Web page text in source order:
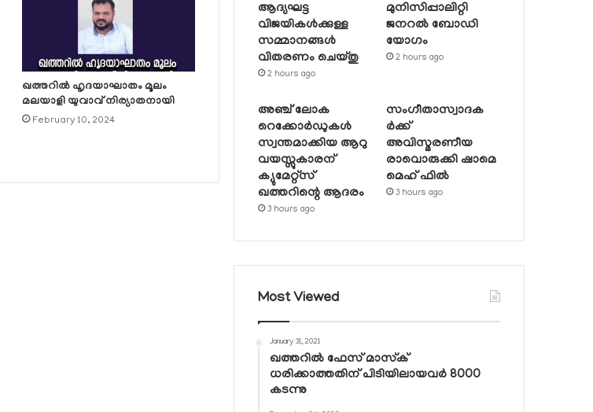
ഖത്തറില്‍ ഹൃദയാഘാതം മൂലം
മലയാളി യുവാവ് നിര്യാതനായി
February 10, 2024
ആദ്യഘട്ട
വിജയികള്‍ക്കുള്ള
സമ്മാനങ്ങള്‍
വിതരണം ചെയ്തു
2 hours ago
മുനിസിപ്പാലിറ്റി
ജനറല്‍ ബോഡി
യോഗം
2 hours ago
അഞ്ച് ലോക
റെക്കോര്‍ഡുകള്‍
സ്വന്തമാക്കിയ ആറു
വയസ്സുകാരന്
ക്യുമേറ്റ്‌സ്
ഖത്തറിന്റെ ആദരം
3 hours ago
സംഗീതാസ്വാദക
ര്‍ക്ക്
അവിസ്മരണീയ
രാവൊരുക്കി ഷാമെ
മെഹ് ഫില്‍
3 hours ago
Most Viewed
January 31, 2021
ഖത്തറില്‍ ഫേസ് മാസ്‌ക്
ധരിക്കാത്തതിന് പിടിയിലായവര്‍ 8000
കടന്നു